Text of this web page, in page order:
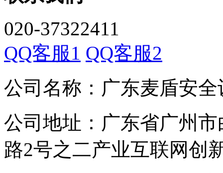
020-37322411
QQ客服1 QQ客服2
公司名称：广东麦盾安
公司地址：广东省广州
路2号之二产业互联网创